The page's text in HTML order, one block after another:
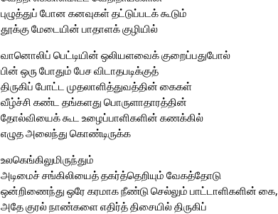
புழுத்துப் போன கனவுகள் தட்டுப்படக் கூடும்
தூக்கு மேடையின் பாதாளக் குழியில்
வானொலிப் பெட்டியின் ஒலியளவைக் குறைப்பதுபோல்
பின் ஒரு போதும் பேச விடாதபடிக்குத்
திருகிப் போட்ட முதலாளித்துவத்தின் கைகள்
வீழ்ச்சி கண்ட தங்களது பொருளாதாரத்தின்
தோல்வியைக் கூட உழைப்பாளிகளின் கணக்கில்
எழுத அலைந்து கொண்டிருக்க
உலகெங்கிலுமிருந்தும்
அடிமைச் சங்கிலியைத் தகர்த்தெறியும் வேகத்தோடு
ஒன்றிணைந்து ஒரே கரமாக நீண்டு செல்லும் பாட்டாளிகளின் கை,
அதே குரல் நாண்களை எதிர்த் திசையில் திருகிப்